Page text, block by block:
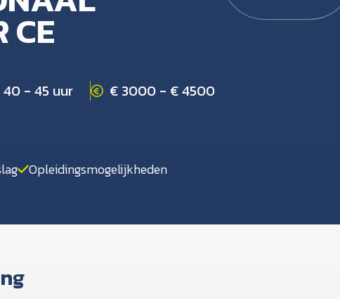
CE
40 - 45 uur € 3000 - € 4500
Opleidingsmogelijkheden